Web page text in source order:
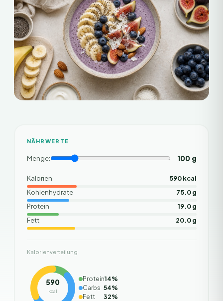
NÄHRWERTE
Menge: 100g
Kalorien
590 kcal
Kohlenhydrate
75.0 g
Protein
19.0 g
Fett
20.0 g
Kalorienverteilung
590
kcal
Protein14%
Carbs 54%
Fett
32%